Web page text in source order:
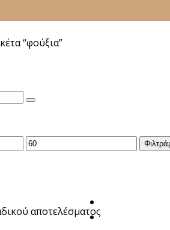
“φούξια”
Μέγιστη
αποτελέσματος